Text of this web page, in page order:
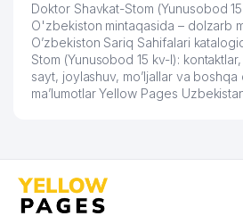
Doktor Shavkat-Stom (Yunusobod
O'zbekiston mintaqasida – dolzarb
O’zbekiston Sariq Sahifalari
Stom (Yunusobod 15 kv-l):
sayt, joylashuv, mo’ljallar va boshqa
ma’lumotlar Yellow Pages